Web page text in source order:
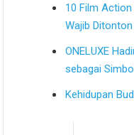
10 Film
Wajib
ONELUXE
sebagai
Kehidupan